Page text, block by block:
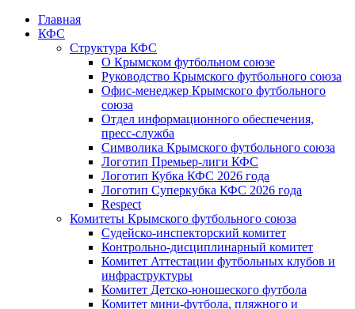
Главная
КФС
Структура КФС
О Крымском футбольном союзе
Руководство Крымского футбольного союза
Офис-менеджер Крымского футбольного
союза
Отдел информационного обеспечения,
пресс-служба
Символика Крымского футбольного союза
Логотип Премьер-лиги КФС
Логотип Кубка КФС 2026 года
Логотип Суперкубка КФС 2026 года
Respect
Комитеты Крымского футбольного союза
Судейско-инспекторский комитет
Контрольно-дисциплинарный комитет
Комитет Аттестации футбольных клубов и
инфраструктуры
Комитет Детско-юношеского футбола
Комитет мини-футбола, пляжного и